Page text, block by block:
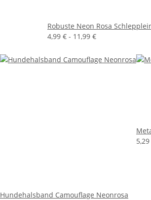
Robuste Neon Rosa
4,99 € - 11,99 €
Hundehalsband Camouflage Neonrosa